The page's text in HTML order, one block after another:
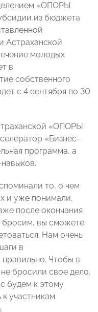
«ОПОРЫ
из бюджета
Астраханской
молодых
в
собственного
с 4 сентября по 30
«ОПОРЫ
«Бизнес-
программа, а
то, о чем
и уже понимали,
после окончания
бросим, вы сможете
Нам очень
в
Чтобы в
бросили свое дело.
будем к этому
участникам